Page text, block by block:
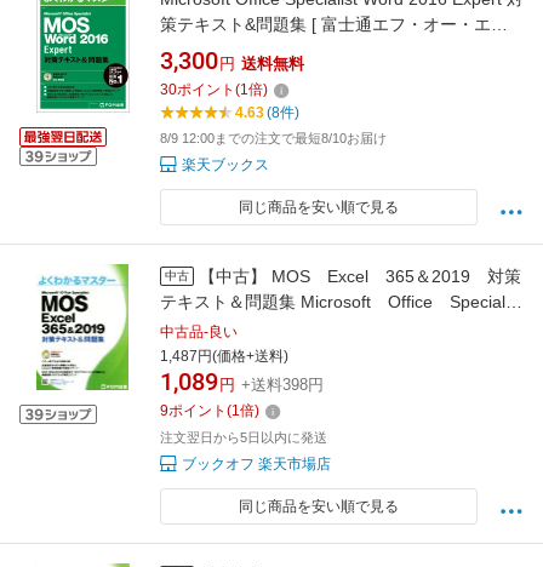
策テキスト&問題集 [ 富士通エフ・オー・エム
株式会社 （FOM出版） ]
3,300 円 送料無料
30ポイント (1倍)
4.63(8件)
8/9 12:00までの注文で最短8/10お届け
楽天ブックス
同じ商品を安い順で見る
中古
【中古】 MOS Excel 365＆2019 対策
テキスト＆問題集 Microsoft Office Specialist
よくわかるマスター／富士通エフ・オー・エム
(著者)
中古品-良い
1,487円(価格+送料)
1,089 円 +送料398円
9ポイント (1倍)
注文翌日から5日以内に発送
ブックオフ 楽天市場店
同じ商品を安い順で見る